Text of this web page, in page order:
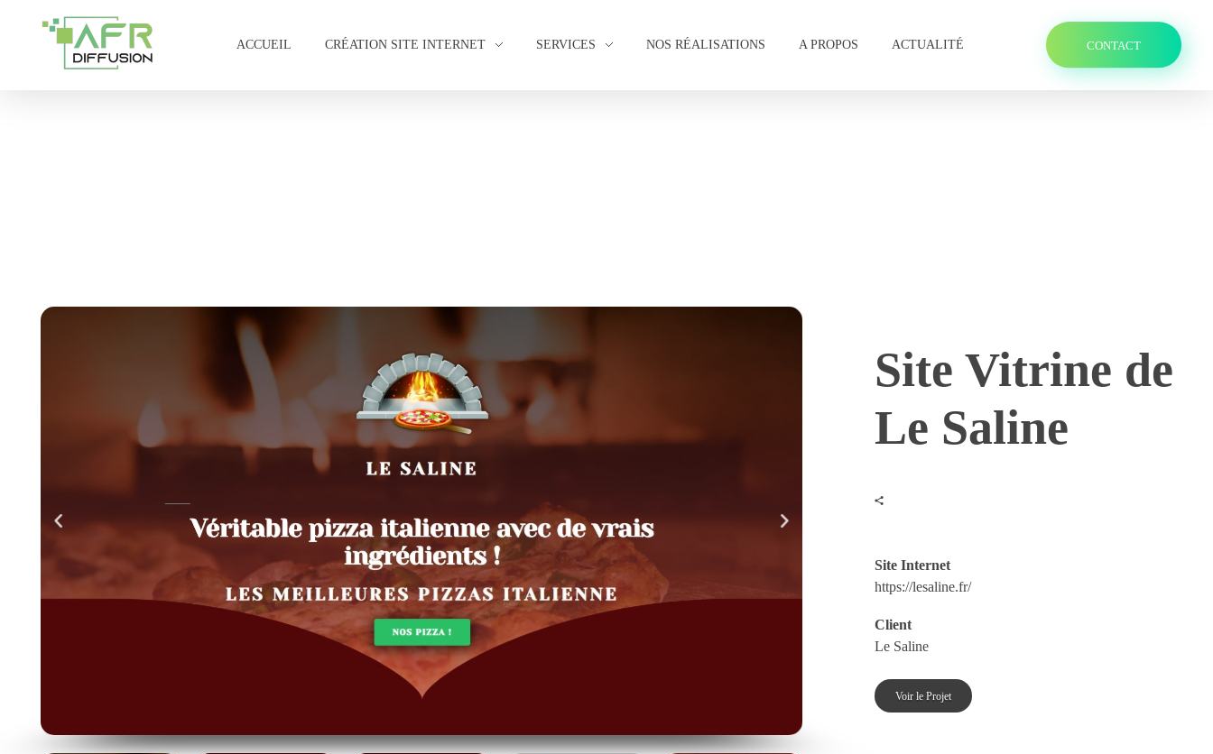
CONTACT
ACCUEIL CRÉATION SITE INTERNET SERVICES NOS RÉALISATIONS A PROPOS ACTUALITÉ
Site Vitrine de
Le Saline
Site Internet
https://lesaline.fr/
Client
Le Saline
Voir le Projet